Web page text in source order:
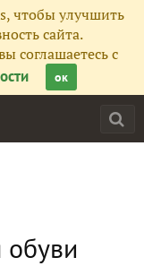
чтобы улучшить
сайта.
соглашаетесь с
ок